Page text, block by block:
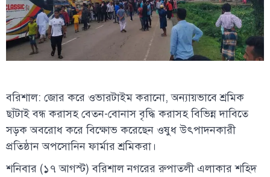
বরিশাল: জোর করে ওভারটাইম করানো, অন্যায়ভাবে শ্রমিক
ছাঁটাই বন্ধ করাসহ বেতন-বোনাস বৃদ্ধি করাসহ বিভিন্ন দাবিতে
সড়ক অবরোধ করে বিক্ষোভ করেছেন ওষুধ উৎপাদনকারী
প্রতিষ্ঠান অপসোনিন ফার্মার শ্রমিকরা।
শনিবার (১৭ আগস্ট) বরিশাল নগরের রুপাতলী এলাকার শহিদ